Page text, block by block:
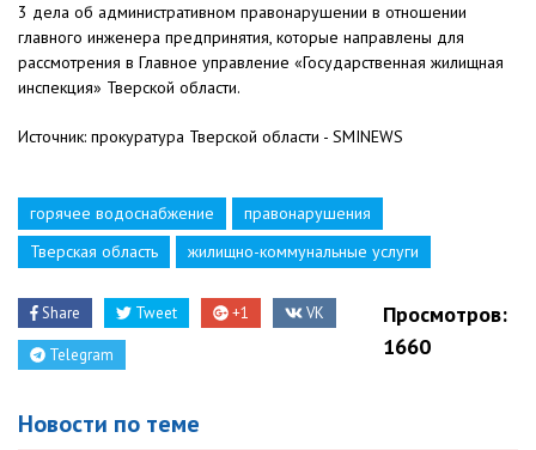
3 дела об административном правонарушении в отношении
главного инженера предпринятия, которые направлены для
рассмотрения в Главное управление «Государственная жилищная
инспекция» Тверской области.
Источник: прокуратура Тверской области - SMINEWS
горячее водоснабжение
правонарушения
Тверская область
жилищно-коммунальные услуги
Share Tweet +1 VK
Telegram
Просмотров:
1660
Новости по теме